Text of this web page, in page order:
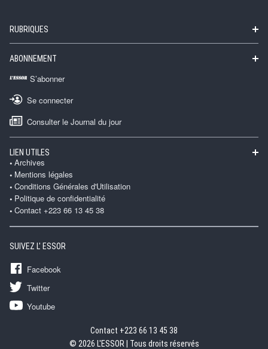
RUBRIQUES
ABONNEMENT
S’abonner
Se connecter
Consulter le Journal du jour
LIEN UTILES
Archives
Mentions légales
Conditions Générales d'Utilisation
Politique de confidentialité
Contact +223 66 13 45 38
SUIVEZ L' ESSOR
Facebook
Twitter
Youtube
Contact +223 66 13 45 38
© 2026 L'ESSOR | Tous droits réservés